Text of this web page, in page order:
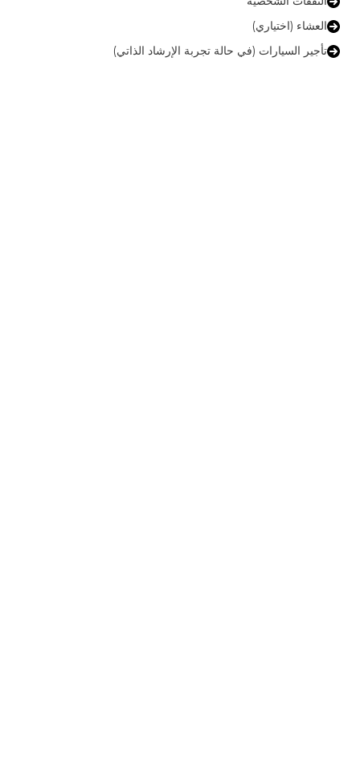
العشاء (اختياري)
تأجير السيارات (في حالة تجربة الإرشاد الذاتي)